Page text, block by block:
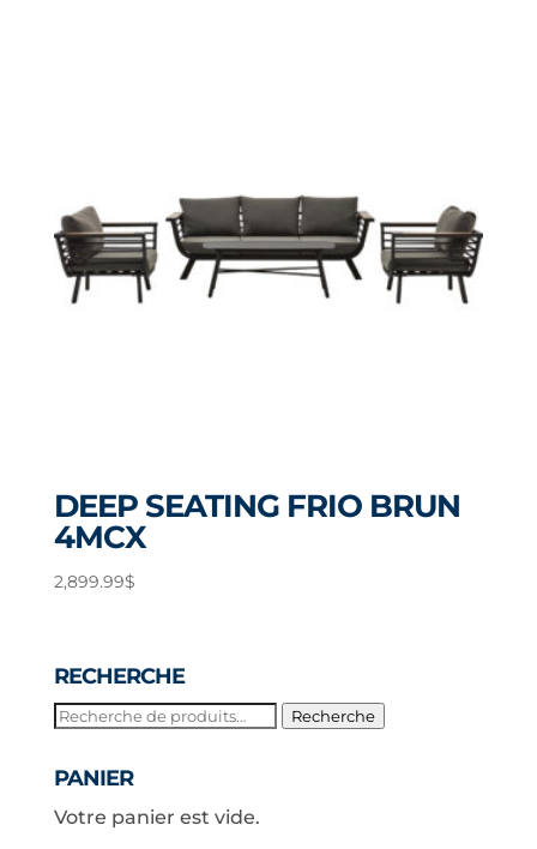
DEEP SEATING FRIO BRUN
4MCX
2,899.99$
RECHERCHE
Recherche
Recherche
PANIER
Votre panier est vide.